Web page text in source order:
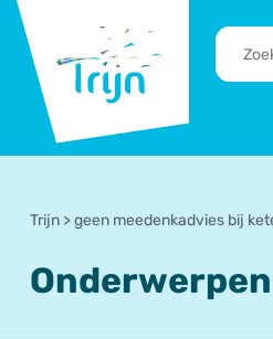
Trijn
RTA's
en
Trijn >geen meedenkadvies bij